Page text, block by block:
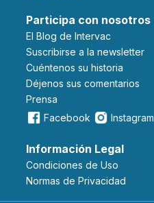
Participa con nosotros
El Blog de Intervac
Suscribirse a la newsletter
Cuéntenos su historia
Déjenos sus comentarios
Prensa
Facebook
Instagram
Información Legal
Condiciones de Uso
Normas de Privacidad